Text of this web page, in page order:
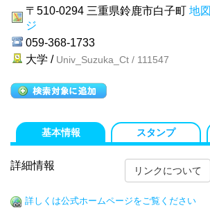
〒510-0294 三重県鈴鹿市白子町 地図
ジ
059-368-1733
大学 / Univ_Suzuka_Ct / 111547
基本情報 スタンプ
リンクについて
詳細情報
詳しくは公式ホームページをご覧ください